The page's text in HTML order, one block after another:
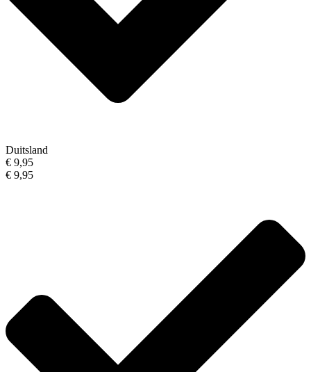
Duitsland
€ 9,95
€ 9,95